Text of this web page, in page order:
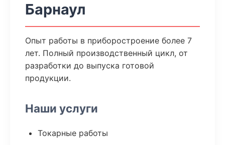
Барнаул
Опыт работы в приборостроение более 7
лет. Полный производственный цикл, от
разработки до выпуска готовой
продукции.
Наши услуги
Токарные работы